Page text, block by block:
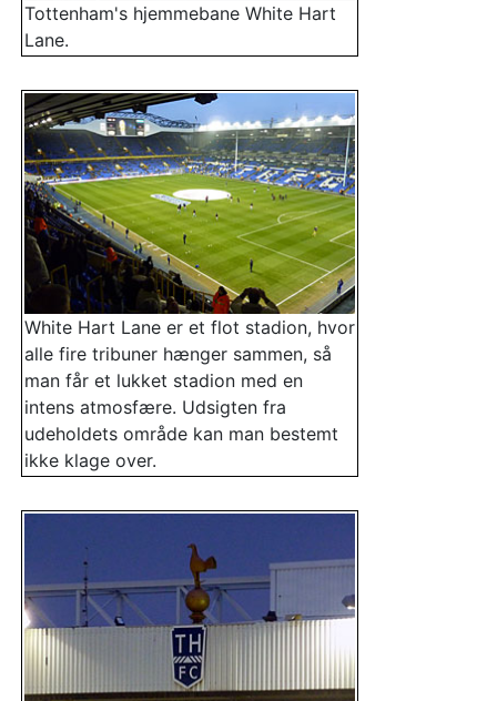
Tottenham's hjemmebane White Hart
Lane.
White Hart Lane er et flot stadion, hvor
alle fire tribuner hænger sammen, så
man får et lukket stadion med en
intens atmosfære. Udsigten fra
udeholdets område kan man bestemt
ikke klage over.